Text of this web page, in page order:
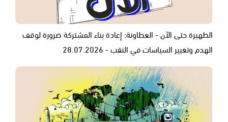
الظهيرة حتى الآن - العطاونة: إعادة بناء المشتركة ضرورة لوقف
الهدم وتغيير السياسات في النقب - 28.07.2026